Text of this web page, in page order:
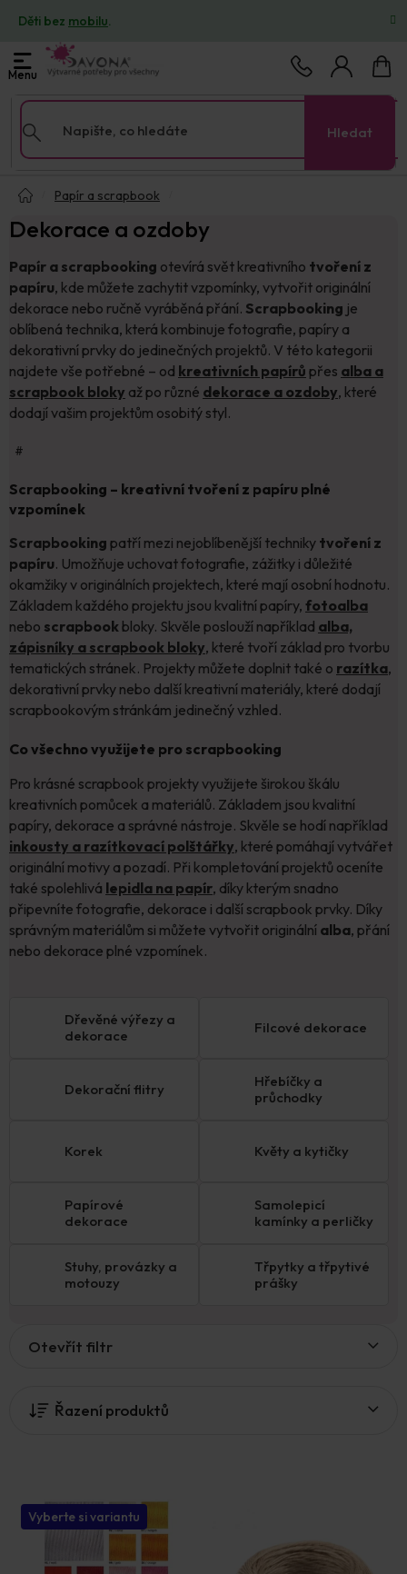
obsah
Děti bez mobilu.
Hledat
košík
Papír a scrapbook
Dekorace a ozdoby
Papír a scrapbooking otevírá svět kreativního tvoření z
papíru, kde můžete zachytit vzpomínky, vytvořit originální
dekorace nebo ručně vyráběná přání. Scrapbooking je
oblíbená technika, která kombinuje fotografie, papíry a
dekorativní prvky do jedinečných projektů. V této kategorii
najdete vše potřebné – od kreativních papírů přes alba a
scrapbook bloky až po různé dekorace a ozdoby, které
dodají vašim projektům osobitý styl.
#
Scrapbooking – kreativní tvoření z papíru plné
vzpomínek
Scrapbooking patří mezi nejoblíbenější techniky tvoření z
papíru. Umožňuje uchovat fotografie, zážitky i důležité
okamžiky v originálních projektech, které mají osobní hodnotu.
Základem každého projektu jsou kvalitní papíry, fotoalba
nebo scrapbookbloky. Skvěle poslouží například alba,
zápisníky a scrapbook bloky, které tvoří základ pro tvorbu
tematických stránek. Projekty můžete doplnit také o razítka,
dekorativní prvky nebo další kreativní materiály, které dodají
scrapbookovým stránkám jedinečný vzhled.
Co všechno využijete pro scrapbooking
Pro krásné scrapbook projekty využijete širokou škálu
kreativních pomůcek a materiálů. Základem jsou kvalitní
papíry, dekorace a správné nástroje. Skvěle se hodí například
inkousty a razítkovací polštářky, které pomáhají vytvářet
originální motivy a pozadí. Při kompletování projektů oceníte
také spolehlivá lepidla na papír, díky kterým snadno
připevníte fotografie, dekorace i další scrapbook prvky. Díky
správným materiálům si můžete vytvořit originální alba, přání
nebo dekorace plné vzpomínek.
Dřevěné výřezy a
dekorace
Filcové dekorace
Dekorační flitry
Hřebíčky a
průchodky
Korek Květy a kytičky
Papírové
dekorace
Samolepicí
kamínky a perličky
Stuhy, provázky a
motouzy
Třpytky a třpytivé
prášky
Řazení produktů
Otevřít filtr
Vyberte si variantu